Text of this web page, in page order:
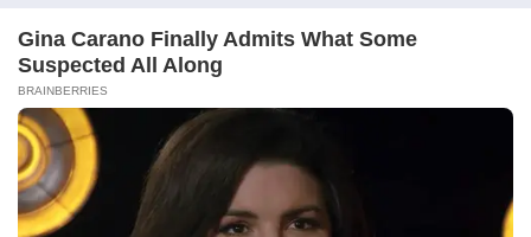
Aktien ATX EuroStoxx 50
Kontakt Impressum-
Sitemap
Datenschutz Disclaimer - AGB-Privatsphäre-Einstellungen
Gina Carano Finally Admits What Some
Suspected All Along
BRAINBERRIES